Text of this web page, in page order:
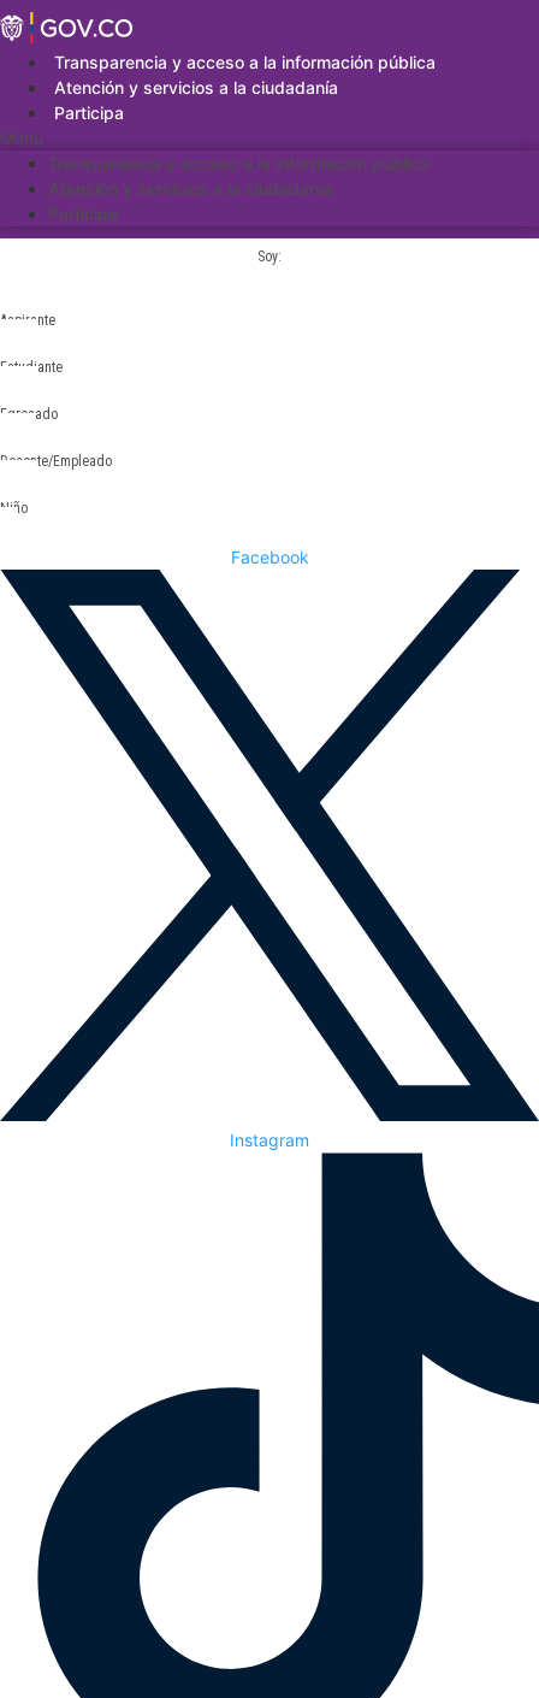
Saltar
al
contenidoTransparencia y acceso a la información pública
Atención y servicios a la ciudadanía
Participa
Menu
Transparencia y acceso a la información pública
Atención y servicios a la ciudadanía
Participa
Soy:
Aspirante
Estudiante
Egresado
Docente/Empleado
Niño
Facebook
Instagram